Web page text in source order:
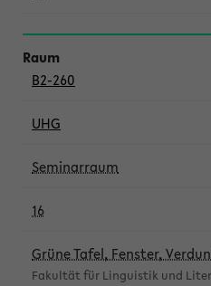
B2-260
UHG
Seminarraum
16
Grüne Tafel, Fenster,
Fakultät für Linguistik und